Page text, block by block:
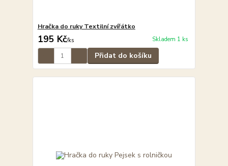
Hračka do ruky Textilní zvířátko
195 Kč/ks Skladem 1 ks
Přidat do košíku